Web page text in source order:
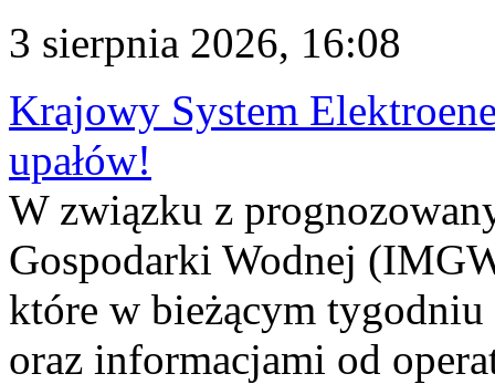
3 sierpnia 2026, 16:08
Krajowy System
upałów!
W związku z
Gospodarki Wodnej
które w bieżącym tygodniu
oraz informacjami od